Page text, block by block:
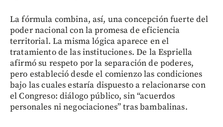
La fórmula combina, así, una concepción fuerte del
poder nacional con la promesa de eficiencia
territorial. La misma lógica aparece en el
tratamiento de las instituciones. De la Espriella
afirmó su respeto por la separación de poderes,
pero estableció desde el comienzo las condiciones
bajo las cuales estaría dispuesto a relacionarse con
el Congreso: diálogo público, sin “acuerdos
personales ni negociaciones” tras bambalinas.